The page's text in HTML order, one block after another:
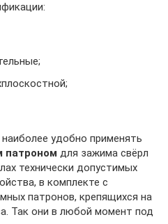
удобно применять
патроном для зажима свёрл
технически допустимых
в комплекте с
патронов, крепящихся на
Так они в любой момент под